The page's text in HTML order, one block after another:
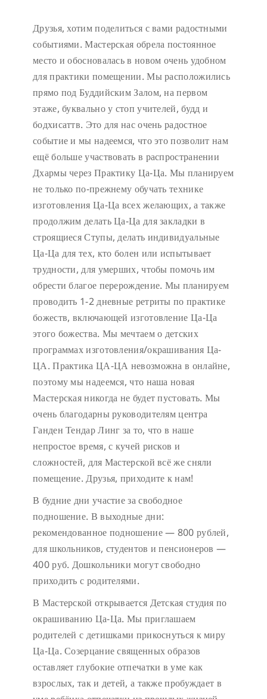
Друзья, хотим поделиться с вами радостными
событиями. Мастерская обрела постоянное
место и обосновалась в новом очень удобном
для практики помещении. Мы расположились
прямо под Буддийским Залом, на первом
этаже, буквально у стоп учителей, будд и
бодхисаттв. Это для нас очень радостное
событие и мы надеемся, что это позволит нам
ещё больше участвовать в распространении
Дхармы через Практику Ца-Ца. Мы планируем
не только по-прежнему обучать технике
изготовления Ца-Ца всех желающих, а также
продолжим делать Ца-Ца для закладки в
строящиеся Ступы, делать индивидуальные
Ца-Ца для тех, кто болен или испытывает
трудности, для умерших, чтобы помочь им
обрести благое перерождение. Мы планируем
проводить 1-2 дневные ретриты по практике
божеств, включающей изготовление Ца-Ца
этого божества. Мы мечтаем о детских
программах изготовления/окрашивания Ца-
ЦА. Практика ЦА-ЦА невозможна в онлайне,
поэтому мы надеемся, что наша новая
Мастерская никогда не будет пустовать. Мы
очень благодарны руководителям центра
Ганден Тендар Линг за то, что в наше
непростое время, с кучей рисков и
сложностей, для Мастерской всё же сняли
помещение. Друзья, приходите к нам!
В будние дни участие за свободное
подношение. В выходные дни:
рекомендованное подношение — 800 рублей,
для школьников, студентов и пенсионеров —
400 руб. Дошкольники могут свободно
приходить с родителями.
В Мастерской открывается Детская студия по
окрашиванию Ца-Ца. Мы приглашаем
родителей с детишками прикоснуться к миру
Ца-Ца. Созерцание священных образов
оставляет глубокие отпечатки в уме как
взрослых, так и детей, а также пробуждает в